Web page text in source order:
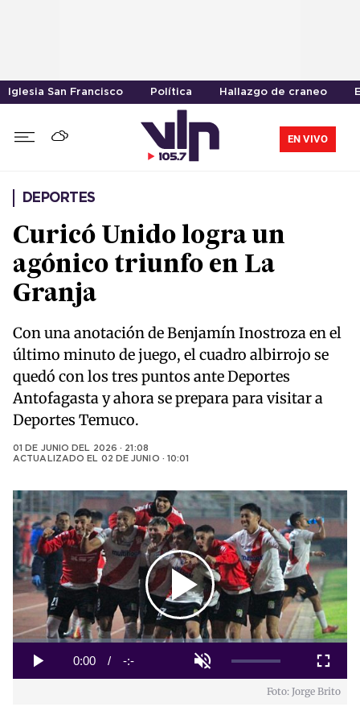
Iglesia San Francisco Política Hallazgo de craneo
EN VIVO
DEPORTES
Curicó Unido logra un
agónico triunfo en La
Granja
Con una anotación de Benjamín Inostroza en el
último minuto de juego, el cuadro albirrojo se
quedó con los tres puntos ante Deportes
Antofagasta y ahora se prepara para visitar a
Deportes Temuco.
01 DE JUNIO DEL 2026 · 21:08
ACTUALIZADO EL 02 DE JUNIO · 10:01
Play
Video
Play Unmute
Current
0:00 / Duration
-:-
Loaded:
Fullscreen
Foto: Jorge Brito